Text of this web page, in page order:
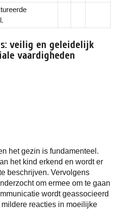
veilig en geleidelijk
vaardigheden
het gezin is fundamenteel.
het kind erkend en wordt er
beschrijven. Vervolgens
om ermee om te gaan
wordt geassocieerd
reacties in moeilijke